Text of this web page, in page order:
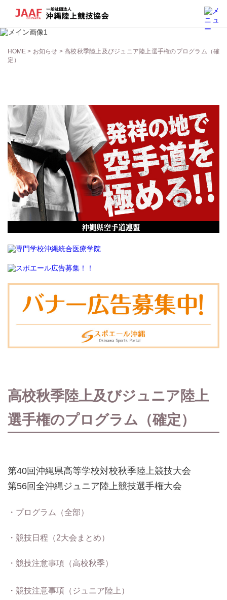
お知らせ
HOME > お知らせ > 高校秋季陸上及びジュニア陸上選手権のプログラム（確
定）
高校秋季陸上及びジュニア陸上
選手権のプログラム（確定）
第40回沖縄県高等学校対校秋季陸上競技大会
第56回全沖縄ジュニア陸上競技選手権大会
・プログラム（全部）
・競技日程（2大会まとめ）
・競技注意事項（高校秋季）
・競技注意事項（ジュニア陸上）